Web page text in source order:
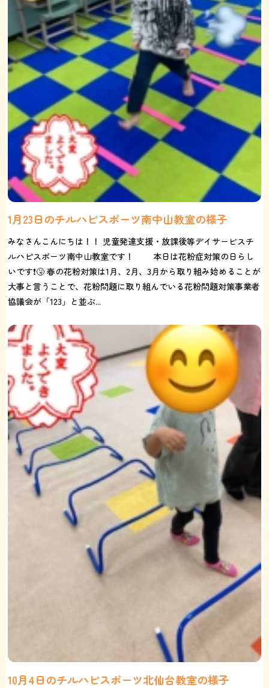
1月23日のチルハピスポーツ南中山教室の様子
みなさんこんにちは！！ 児童発達支援・放課後等デイサービスチ
ルハピスポーツ南中山教室です！ 本日は花粉症対策の日らし
いです❗️🤧 春の花粉対策は1月、2月、3月から取り組み始めることが
大事と言うことで、花粉問題に取り組んでいる花粉問題対策事業者
協議会が「123」と並ぶ...
10月4日のチルハピスポーツ北仙台教室の様子